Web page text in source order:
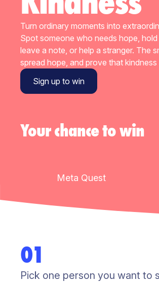
Turn ordinary moments into
Spot someone who needs hope,
leave a note, or help a stranger. The
spread hope, and prove that kindness
Sign up to win
Your chance to win
Meta Quest
01
Pick one person you want to